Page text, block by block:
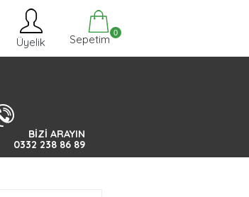
Üyelik Sepetim 0
BİZİ ARAYIN
0332 238 86 89